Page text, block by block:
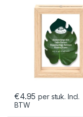
€4.95 per stuk. Incl.
BTW